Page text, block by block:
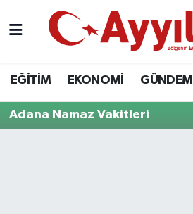
EĞİTİM EKONOMİ GÜNDEM
Adana Namaz Vakitleri